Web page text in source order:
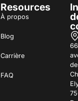
Resources
À propos
Blog
Carrière
FAQ
66